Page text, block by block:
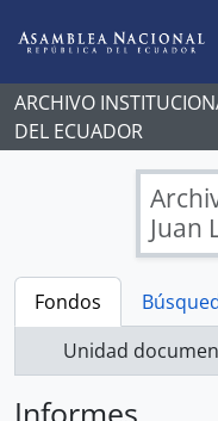
ARCHIVO
DEL ECUADOR
Juan
Fondos
Unidad
Informes